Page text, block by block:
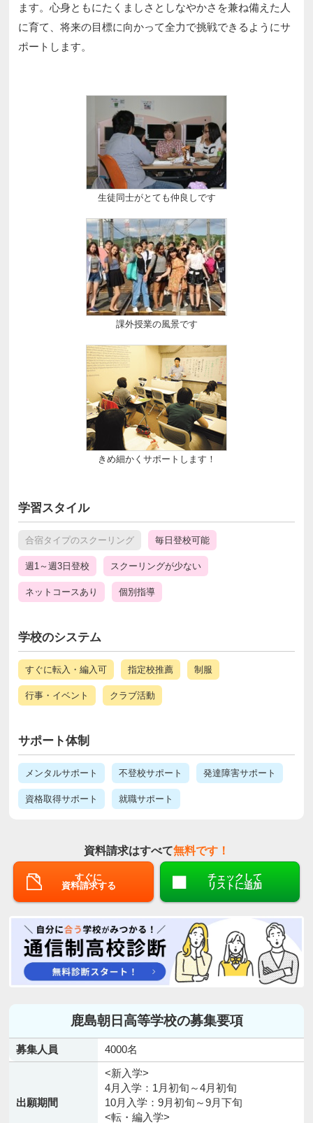
ます。心身ともにたくましさとしなやかさを兼ね備えた人
に育て、将来の目標に向かって全力で挑戦できるようにサ
ポートします。
生徒同士がとても仲良しです
課外授業の風景です
きめ細かくサポートします！
学習スタイル
合宿タイプのスクーリング 毎日登校可能
週1～週3日登校 スクーリングが少ない
ネットコースあり 個別指導
学校のシステム
すぐに転入・編入可 指定校推薦 制服
行事・イベント クラブ活動
サポート体制
メンタルサポート 不登校サポート 発達障害サポート
資格取得サポート 就職サポート
資料請求はすべて無料です！
すぐに
資料請求する
チェックして
リストに追加
鹿島朝日高等学校の募集要項
募集人員 4000名
出願期間
<新入学>
4月入学：1月初旬～4月初旬
10月入学：9月初旬～9月下旬
<転・編入学>